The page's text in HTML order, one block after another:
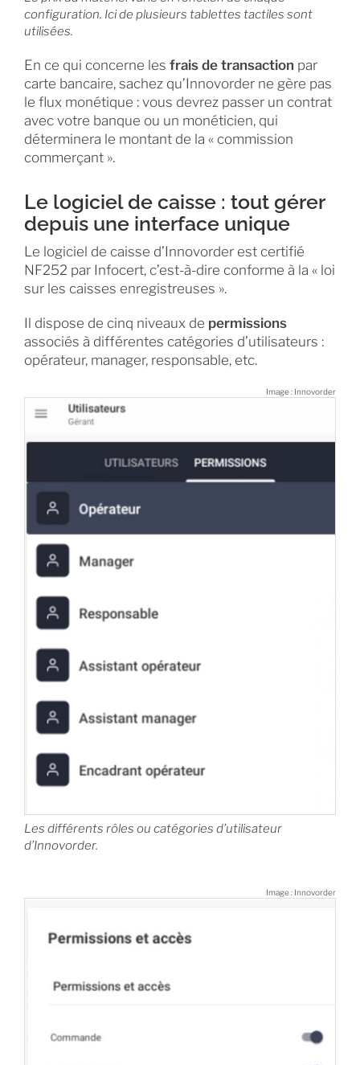
configuration. Ici de plusieurs tablettes tactiles sont
utilisées.
En ce qui concerne les frais de transaction par
carte bancaire, sachez qu’Innovorder ne gère pas
le flux monétique : vous devrez passer un contrat
avec votre banque ou un monéticien, qui
déterminera le montant de la « commission
commerçant ».
Le logiciel de caisse : tout gérer
depuis une interface unique
Le logiciel de caisse d’Innovorder est certifié
NF252 par Infocert, c’est-à-dire conforme à la « loi
sur les caisses enregistreuses ».
Il dispose de cinq niveaux de permissions
associés à différentes catégories d’utilisateurs :
opérateur, manager, responsable, etc.
Image : Innovorder
Les différents rôles ou catégories d’utilisateur
d’Innovorder.
Image : Innovorder